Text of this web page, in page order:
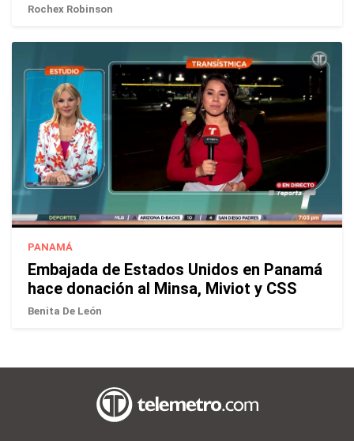
Rochex Robinson
PANAMÁ
Embajada de Estados Unidos en Panamá
hace donación al Minsa, Miviot y CSS
Benita De León